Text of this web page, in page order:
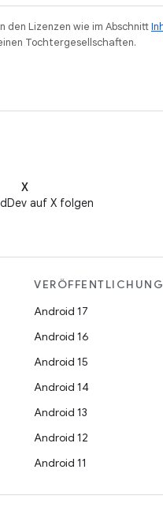
den Lizenzen wie im Abschnitt
Tochtergesellschaften.
X
auf X folgen
Android 17
Android 16
Android 15
Android 14
Android 13
Android 12
Android 11